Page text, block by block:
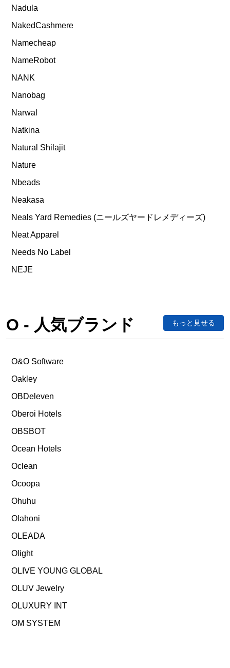
Nadula
NakedCashmere
Namecheap
NameRobot
NANK
Nanobag
Narwal
Natkina
Natural Shilajit
Nature
Nbeads
Neakasa
Neals Yard Remedies (ニールズヤードレメディーズ)
Neat Apparel
Needs No Label
NEJE
O - 人気ブランド もっと見せる
O&O Software
Oakley
OBDeleven
Oberoi Hotels
OBSBOT
Ocean Hotels
Oclean
Ocoopa
Ohuhu
Olahoni
OLEADA
Olight
OLIVE YOUNG GLOBAL
OLUV Jewelry
OLUXURY INT
OM SYSTEM